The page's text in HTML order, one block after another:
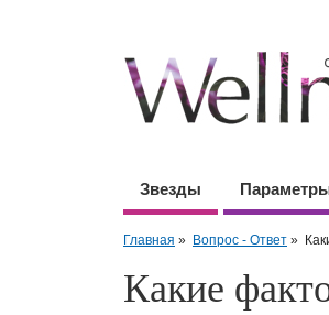
Звезды
Главная » Вопрос - Ответ »
Какие